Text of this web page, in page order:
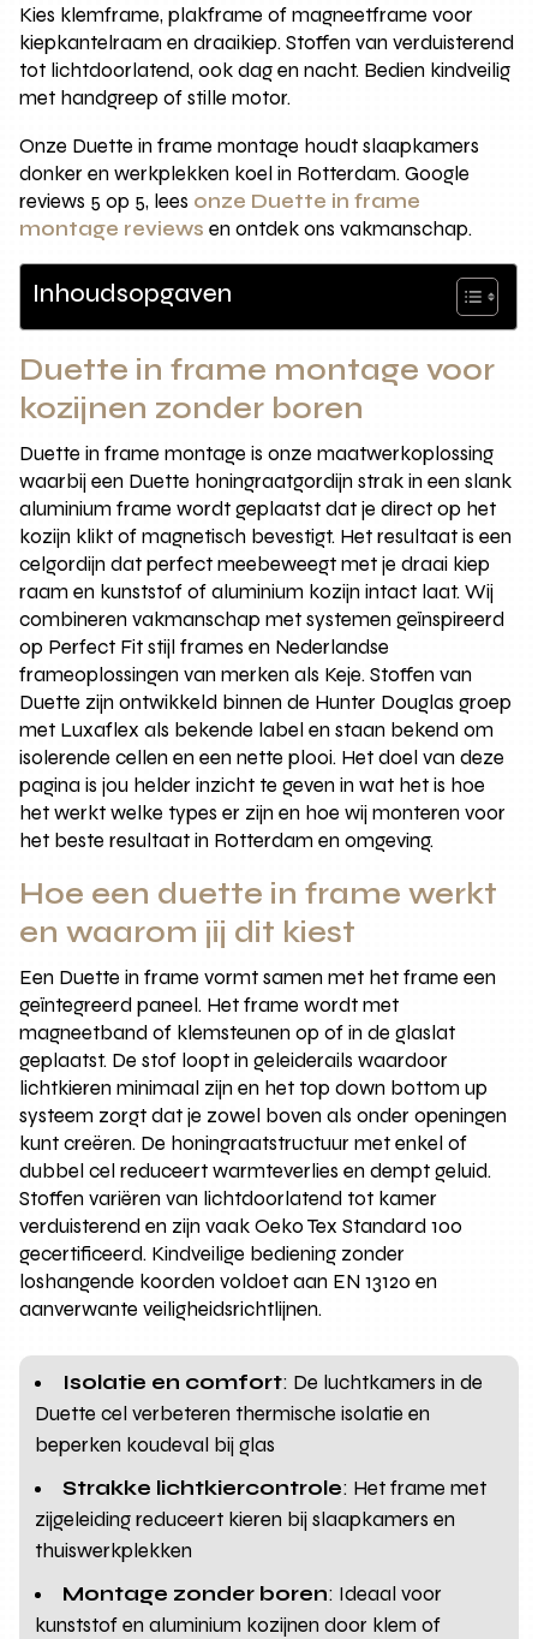
Kies klemframe, plakframe of magneetframe voor
kiepkantelraam en draaikiep. Stoffen van verduisterend
tot lichtdoorlatend, ook dag en nacht. Bedien kindveilig
met handgreep of stille motor.
Onze Duette in frame montage houdt slaapkamers
donker en werkplekken koel in Rotterdam. Google
reviews 5 op 5, lees onze Duette in frame
montage reviews en ontdek ons vakmanschap.
Inhoudsopgaven
Duette in frame montage voor
kozijnen zonder boren
Duette in frame montage is onze maatwerkoplossing
waarbij een Duette honingraatgordijn strak in een slank
aluminium frame wordt geplaatst dat je direct op het
kozijn klikt of magnetisch bevestigt. Het resultaat is een
celgordijn dat perfect meebeweegt met je draai kiep
raam en kunststof of aluminium kozijn intact laat. Wij
combineren vakmanschap met systemen geïnspireerd
op Perfect Fit stijl frames en Nederlandse
frameoplossingen van merken als Keje. Stoffen van
Duette zijn ontwikkeld binnen de Hunter Douglas groep
met Luxaflex als bekende label en staan bekend om
isolerende cellen en een nette plooi. Het doel van deze
pagina is jou helder inzicht te geven in wat het is hoe
het werkt welke types er zijn en hoe wij monteren voor
het beste resultaat in Rotterdam en omgeving.
Hoe een duette in frame werkt
en waarom jij dit kiest
Een Duette in frame vormt samen met het frame een
geïntegreerd paneel. Het frame wordt met
magneetband of klemsteunen op of in de glaslat
geplaatst. De stof loopt in geleiderails waardoor
lichtkieren minimaal zijn en het top down bottom up
systeem zorgt dat je zowel boven als onder openingen
kunt creëren. De honingraatstructuur met enkel of
dubbel cel reduceert warmteverlies en dempt geluid.
Stoffen variëren van lichtdoorlatend tot kamer
verduisterend en zijn vaak Oeko Tex Standard 100
gecertificeerd. Kindveilige bediening zonder
loshangende koorden voldoet aan EN 13120 en
aanverwante veiligheidsrichtlijnen.
Isolatie en comfort: De luchtkamers in de
Duette cel verbeteren thermische isolatie en
beperken koudeval bij glas
Strakke lichtkiercontrole: Het frame met
zijgeleiding reduceert kieren bij slaapkamers en
thuiswerkplekken
Montage zonder boren: Ideaal voor
kunststof en aluminium kozijnen door klem of